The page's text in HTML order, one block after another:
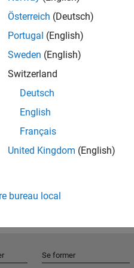
Österreich (Deutsch)
Portugal (English)
Sweden (English)
Switzerland
Deutsch
English
Français
United Kingdom (English)
bureau local
Se former